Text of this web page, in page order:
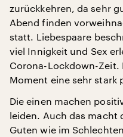
zurückkehren, da sehr
Abend finden
statt. Liebespaare
viel Innigkeit und Sex
Corona-Lockdown-Zeit.
Moment eine sehr stark
Die einen machen
leiden. Auch das macht
Guten wie im